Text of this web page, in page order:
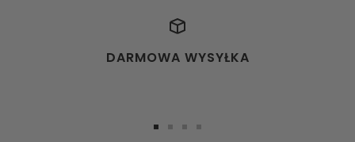
DARMOWA WYSYŁKA